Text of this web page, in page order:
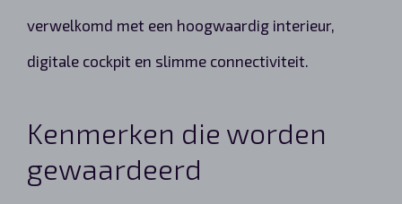
verwelkomd met een hoogwaardig interieur,
digitale cockpit en slimme connectiviteit.
Kenmerken die worden
gewaardeerd